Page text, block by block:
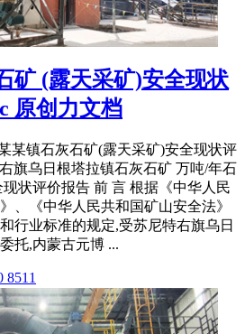
矿 (露天采矿)安全现状
原创力文档
某镇石灰石矿(露天采矿)安全现状评
旗乌日根塔拉镇石灰石矿 万吨/年石
状评价报告 前 言 根据《中华人民
、《中华人民共和国矿山安全法》
行业标准的规定,受苏尼特右旗乌日
托,内蒙古元博 ...
8511